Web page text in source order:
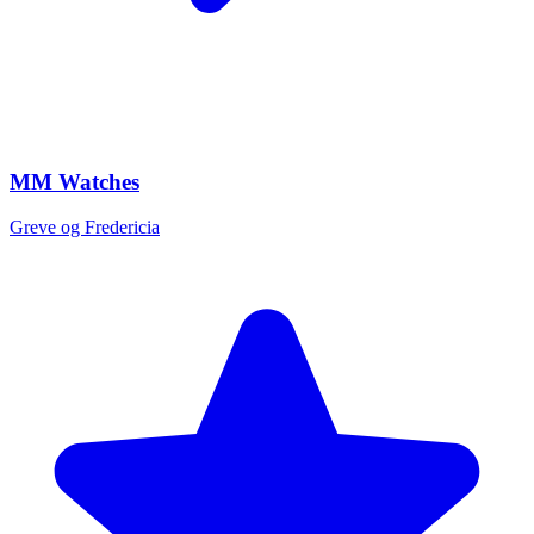
MM Watches
Greve og Fredericia